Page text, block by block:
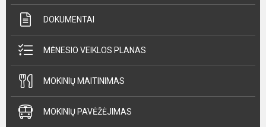
DOKUMENTAI
MĖNESIO VEIKLOS PLANAS
MOKINIŲ MAITINIMAS
MOKINIŲ PAVĖŽĖJIMAS